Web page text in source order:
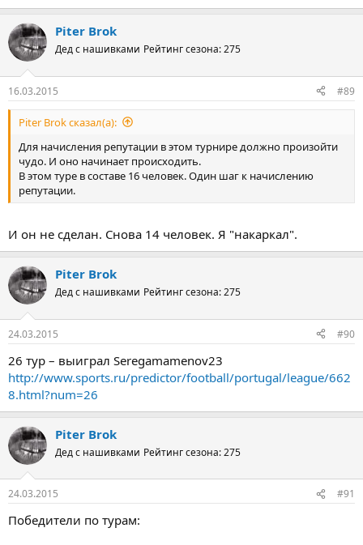
Piter Brok
Дед с нашивками Рейтинг сезона: 275
16.03.2015 #89
Piter Brok сказал(а):
Для начисления репутации в этом турнире должно произойти
чудо. И оно начинает происходить.
В этом туре в составе 16 человек. Один шаг к начислению
репутации.
И он не сделан. Снова 14 человек. Я "накаркал".
Piter Brok
Дед с нашивками Рейтинг сезона: 275
24.03.2015 #90
26 тур – выиграл Seregamamenov23
http://www.sports.ru/predictor/football/portugal/league/662
8.html?num=26
Piter Brok
Дед с нашивками Рейтинг сезона: 275
24.03.2015 #91
Победители по турам: